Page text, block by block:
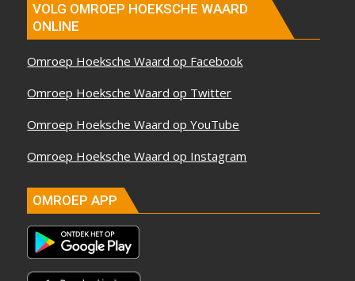
VOLG OMROEP HOEKSCHE WAARD
ONLINE
Omroep Hoeksche Waard op Facebook
Omroep Hoeksche Waard op Twitter
Omroep Hoeksche Waard op YouTube
Omroep Hoeksche Waard op Instagram
OMROEP APP